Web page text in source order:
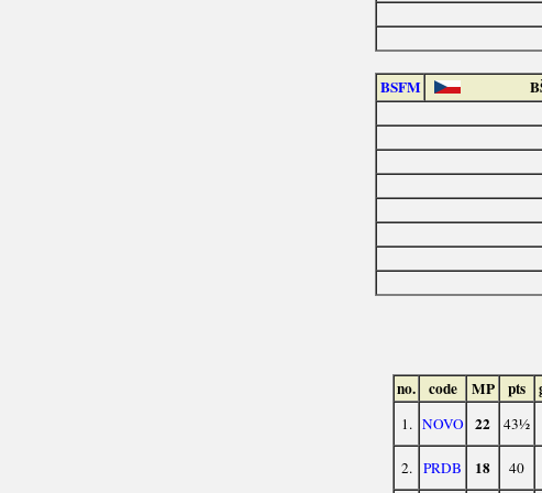
BSFM
no. code MP pts
1. NOVO 22 43½
2. PRDB 18 40